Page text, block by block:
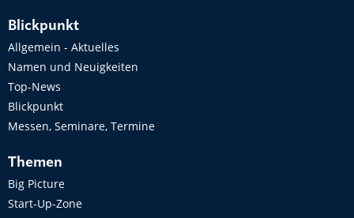
Blickpunkt
Allgemein - Aktuelles
Namen und Neuigkeiten
Top-News
Blickpunkt
Messen, Seminare, Termine
Themen
Big Picture
Start-Up-Zone